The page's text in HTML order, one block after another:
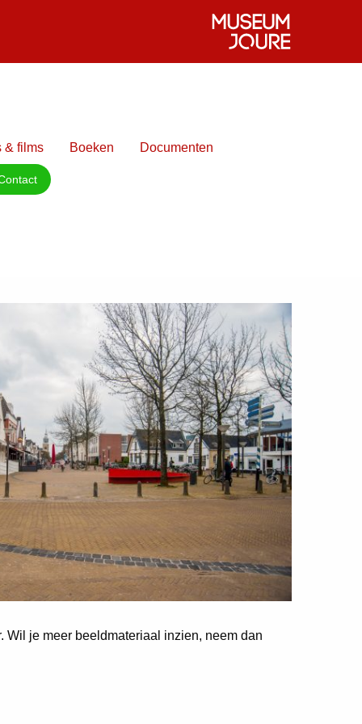
& films Boeken Documenten
Wil je meer beeldmateriaal inzien, neem dan